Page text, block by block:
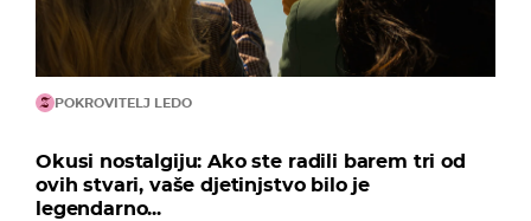
POKROVITELJ LEDO
Okusi nostalgiju: Ako ste radili barem tri od
ovih stvari, vaše djetinjstvo bilo je
legendarno...